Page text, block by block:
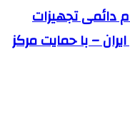
دائمی تجهیزات
– با حمایت مرکز